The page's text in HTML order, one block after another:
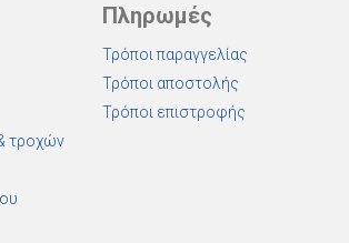
τροχών
Πληρωμές
Τρόποι παραγγελίας
Τρόποι αποστολής
Τρόποι επιστροφής